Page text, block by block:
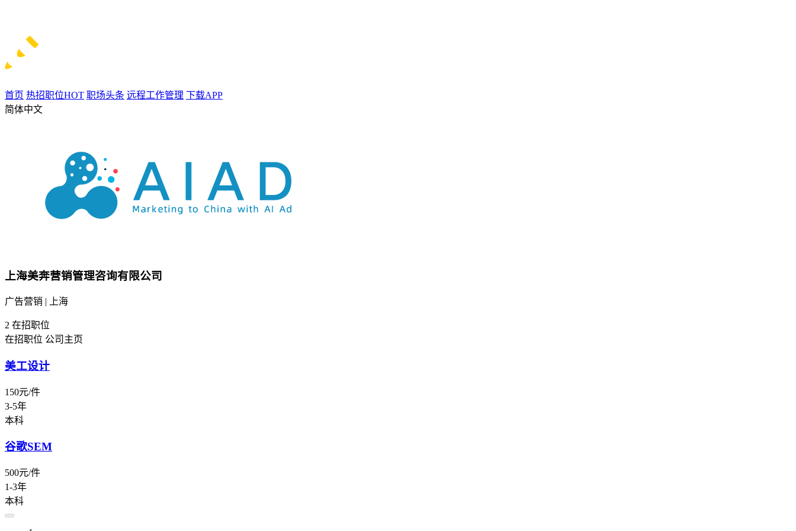
首页 热招职位HOT 职场头条 远程工作管理 下载APP
简体中文
上海美奔营销管理咨询有限公司
广告营销 | 上海
2 在招职位
在招职位 公司主页
美工设计
150元/件
3-5年
本科
谷歌SEM
500元/件
1-3年
本科